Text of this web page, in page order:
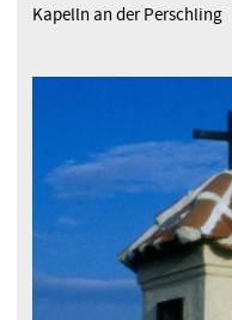
Kapelln an der Perschling